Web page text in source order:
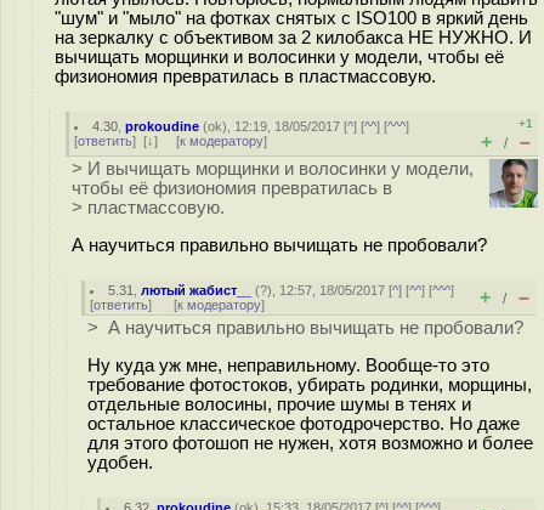
"шум" и "мыло" на фотках снятых с ISO100 в яркий день
на зеркалку с объективом за 2 килобакса НЕ НУЖНО. И
вычищать морщинки и волосинки у модели, чтобы её
физиономия превратилась в пластмассовую.
4.30 ,prokoudine (ok), 12:19, 18/05/2017 [^] [^^] [^^^]
[ответить] [↓] [к модератору]
+1
+ / –
> И вычищать морщинки и волосинки у модели,
чтобы её физиономия превратилась в
> пластмассовую.
А научиться правильно вычищать не пробовали?
5.31 ,лютый жабист__ (?), 12:57, 18/05/2017 [^] [^^] [^^^]
[ответить] [к модератору] + / –
> А научиться правильно вычищать не пробовали?
Ну куда уж мне, неправильному. Вообще-то это
требование фотостоков, убирать родинки, морщины,
отдельные волосины, прочие шумы в тенях и
остальное классическое фотодрочерство. Но даже
для этого фотошоп не нужен, хотя возможно и более
удобен.